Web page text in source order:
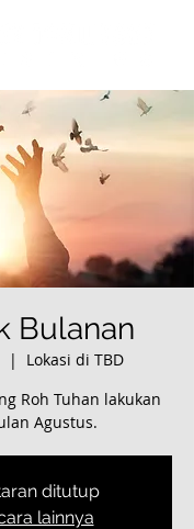
Bulanan
  |
Lokasi di TBD
Roh Tuhan lakukan
Agustus.
ditutup
lainnya